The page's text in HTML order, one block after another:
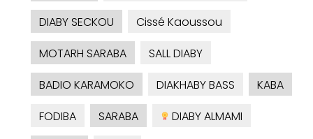
DIABY SECKOU
Cissé Kaoussou
MOTARH SARABA
SALL DIABY
BADIO KARAMOKO
DIAKHABY BASS
KABA
FODIBA
SARABA
DIABY ALMAMI